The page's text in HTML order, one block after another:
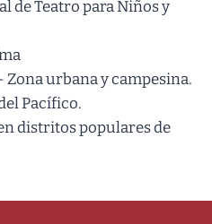
de Teatro para Niños y
Zona urbana y campesina.
Pacífico.
distritos populares de